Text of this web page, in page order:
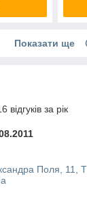
Показати ще
за рік
Поля, 11,